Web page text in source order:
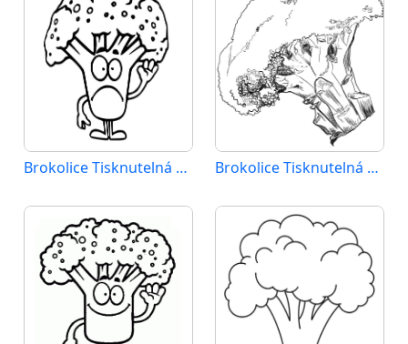
Brokolice Tisknutelná pro Děti Brokolice Tisknutelná Zdarma